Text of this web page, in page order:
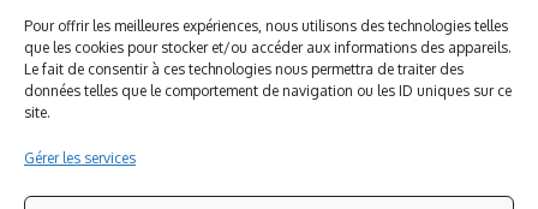
Pour offrir les meilleures expériences, nous utilisons des technologies telles
que les cookies pour stocker et/ou accéder aux informations des appareils.
Le fait de consentir à ces technologies nous permettra de traiter des
données telles que le comportement de navigation ou les ID uniques sur ce
site.
Gérer les services
ludoviales
PARTENAIRES